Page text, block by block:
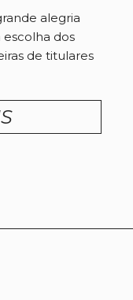
alegria
dos
de titulares